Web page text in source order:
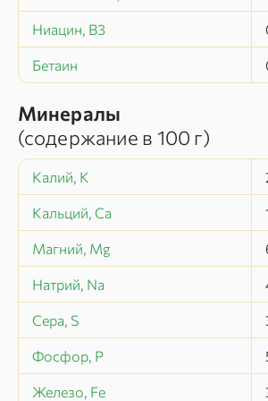
Ниацин, В3
Бетаин
Минералы
(содержание в 100 г)
Калий, K
Кальций, Ca
Магний, Mg
Натрий, Na
Сера, S
Фосфор, P
Железо, Fe